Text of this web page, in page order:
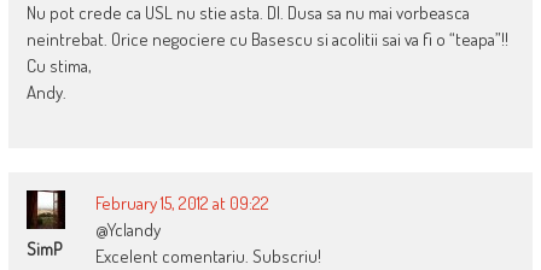
Nu pot crede ca USL nu stie asta. Dl. Dusa sa nu mai vorbeasca
neintrebat. Orice negociere cu Basescu si acolitii sai va fi o “teapa”!!
Cu stima,
Andy.
SimP
February 15, 2012 at 09:22
@Yclandy
Excelent comentariu. Subscriu!